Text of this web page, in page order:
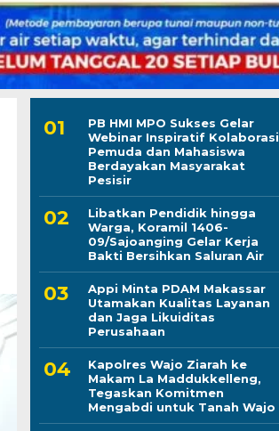
PB HMI MPO Sukses Gelar
Webinar Inspiratif Kolaborasi
Pemuda dan Mahasiswa
Berdayakan Masyarakat
Pesisir
Libatkan Pendidik hingga
Warga, Koramil 1406-
09/Sajoanging Gelar Kerja
Bakti Bersihkan Saluran Air
Appi Minta PDAM Makassar
Utamakan Kualitas Layanan
dan Jaga Likuiditas
Perusahaan
Kapolres Wajo Ziarah ke
Makam La Maddukkelleng,
Tegaskan Komitmen
Mengabdi untuk Tanah Wajo